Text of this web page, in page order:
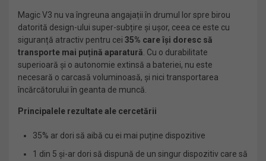
Magic V3 nu va îngreuna angajații în drumul lor spre birou
datorită design-ului super-subțire și ușor, ceea ce este cu
siguranță atractiv pentru cei 35% care își doresc să
transporte mai puțină aparatură . Cu o durabilitate
superioară și o autonomie extinsă a bateriei, nu este
necesară o carcasă voluminoasă, și nici transportarea
încărcătorului în geanta de muncă.
Principalele rezultate ale cercetării
35% ar dori să aibă cu ei mai puține dispozitive
1 din 5 și-ar dori să dispună de un singur dispozitiv care să